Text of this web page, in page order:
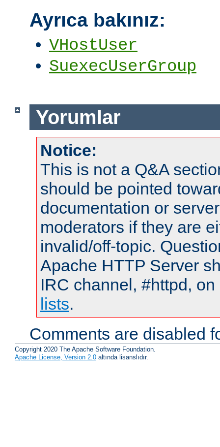
Ayrıca bakınız:
VHostUser
SuexecUserGroup
Yorumlar
Notice:
This is not a Q&A
should be pointed
documentation or
moderators if they are
invalid/off-topic.
Apache HTTP Server
IRC channel, #httpd,
lists.
Comments are disabled
Copyright 2020 The Apache Software Foundation.
Apache License, Version 2.0 altında lisanslıdır.